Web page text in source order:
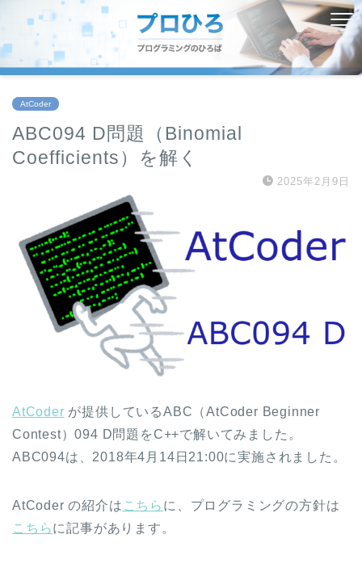
AtCoder
ABC094 D問題（Binomial
Coefficients）を解く
2025年2月9日
AtCoder が提供しているABC（AtCoder Beginner
Contest）094 D問題をC++で解いてみました。
ABC094は、2018年4月14日21:00に実施されました。
AtCoder の紹介は こちら に、プログラミングの方針は
こちらに記事があります。